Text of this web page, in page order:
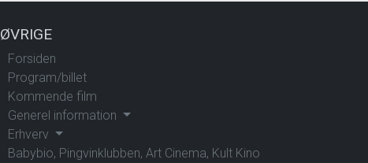
ØVRIGE
Forsiden
Program/billet
Kommende film
Generel information
Erhverv
Babybio, Pingvinklubben, Art Cinema, Kult Kino